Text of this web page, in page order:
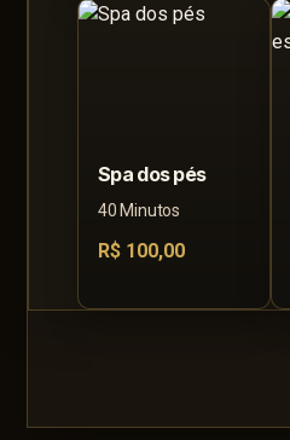
Spa dos pés
40 Minutos
R$ 100,00